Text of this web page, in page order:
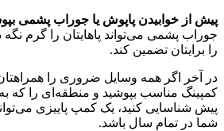
پیش از خوابیدن پاپوش یا جوراب پشمی
جوراب پشمی می‌تواند پاهایتان را گرم
را برایتان تضمین کند.
در آخر اگر همه وسایل ضروری را
کمپینگ مناسب بپوشید و منطقه‌ای را که
پیش شناسایی کنید، یک کمپ پاییزی
شما در تمام سال باشد.